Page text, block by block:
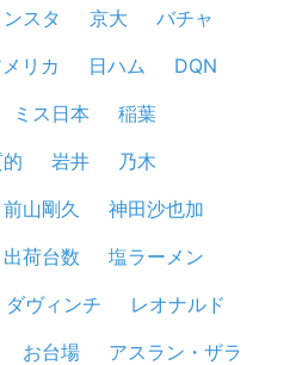
スタ 京大
バチャ
リカ 日ハム
DQN
ミス日本
稲葉
岩井
乃木
前山剛久
神田沙也加
出荷台数
塩ラーメン
ダヴィンチ
レオナルド
お台場
アスラン・ザラ